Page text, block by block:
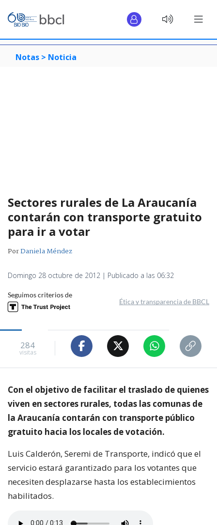
Notas > Noticia
Sectores rurales de La Araucanía
contarán con transporte gratuito
para ir a votar
PorDaniela Méndez
Domingo 28 octubre de 2012 | Publicado a las 06:32
Seguimos criterios de
Ética y transparencia de BBCL
284
visitas
Con el objetivo de facilitar el traslado de quienes
viven en sectores rurales, todas las comunas de
la Araucanía contarán con transporte público
gratuito hacia los locales de votación.
Luis Calderón, Seremi de Transporte, indicó que el
servicio estará garantizado para los votantes que
necesiten desplazarse hasta los establecimientos
habilitados.